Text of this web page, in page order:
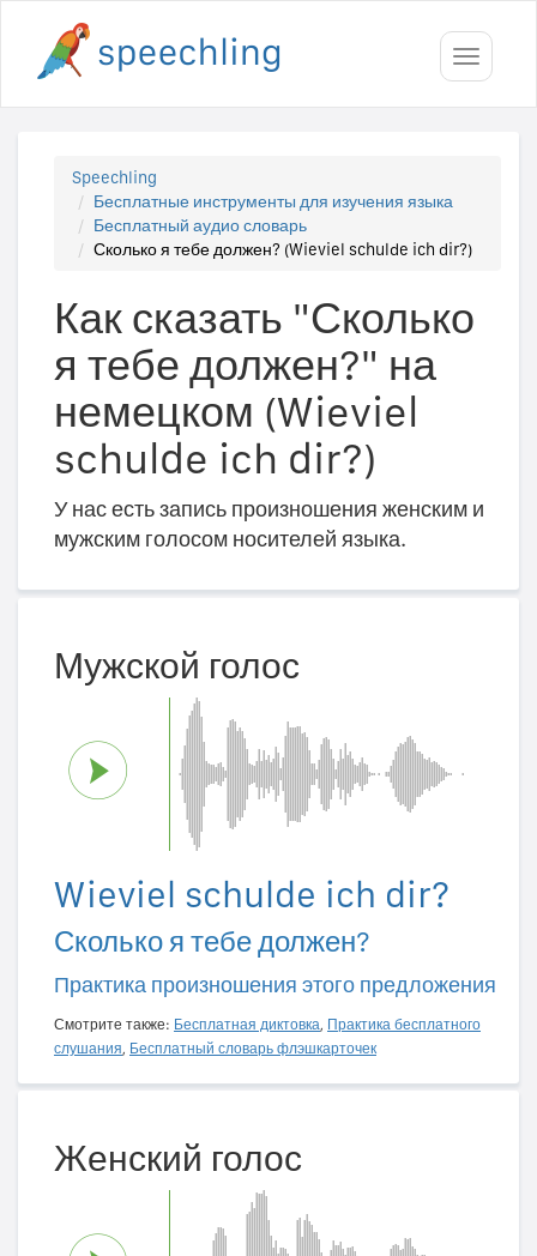
Toggle
Speechling
Бесплатные инструменты для изучения языка
Бесплатный аудио словарь
Сколько я тебе должен? (Wieviel schulde ich dir?)
Как сказать "Сколько
я тебе должен?" на
немецком (Wieviel
schulde ich dir?)
У нас есть запись произношения женским и
мужским голосом носителей языка.
Мужской голос
Wieviel schulde ich dir?
Сколько я тебе должен?
Практика произношения этого предложения
Смотрите также: Бесплатная диктовка, Практика бесплатного
слушания, Бесплатный словарь флэшкарточек
Женский голос